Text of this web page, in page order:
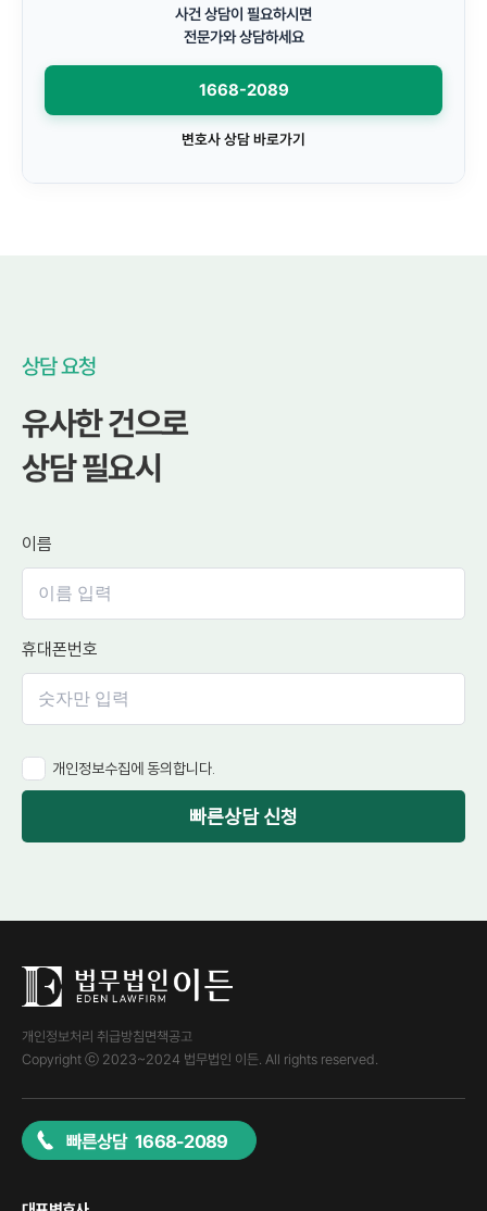
사건 상담이 필요하시면
전문가와 상담하세요
1668-2089
변호사 상담 바로가기
상담 요청
유사한 건으로
상담 필요시
이름
휴대폰번호
개인정보수집에 동의합니다.
빠른상담 신청
개인정보처리 취급방침면책공고
Copyright ⓒ 2023~2024 법무법인 이든. All rights reserved.
빠른상담 1668-2089